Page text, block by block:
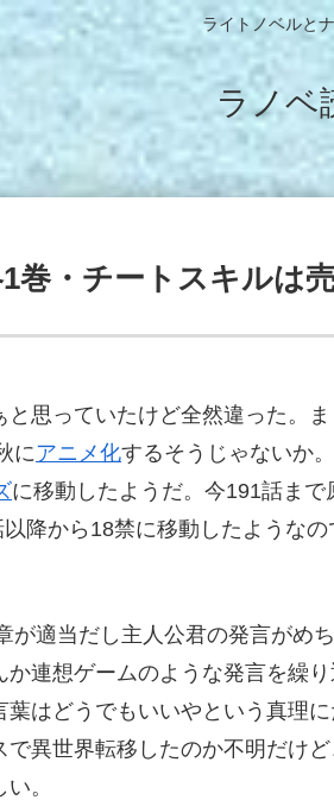
ライトノベルと
ラノベ
巻・チートスキルは
思っていたけど全然違った。
にアニメ化するそうじゃないか
に移動したようだ。今191話ま
降から18禁に移動したような
が適当だし主人公君の発言がめ
連想ゲームのような発言を繰
はどうでもいいやという真理
異世界転移したのか不明だけ
。